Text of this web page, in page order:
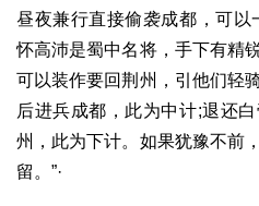
昼夜兼行直接偷袭成都，可以
怀高沛是蜀中名将，手下有精
可以装作要回荆州，引他们轻
后进兵成都，此为中计;退还
州，此为下计。如果犹豫不前
留。”·